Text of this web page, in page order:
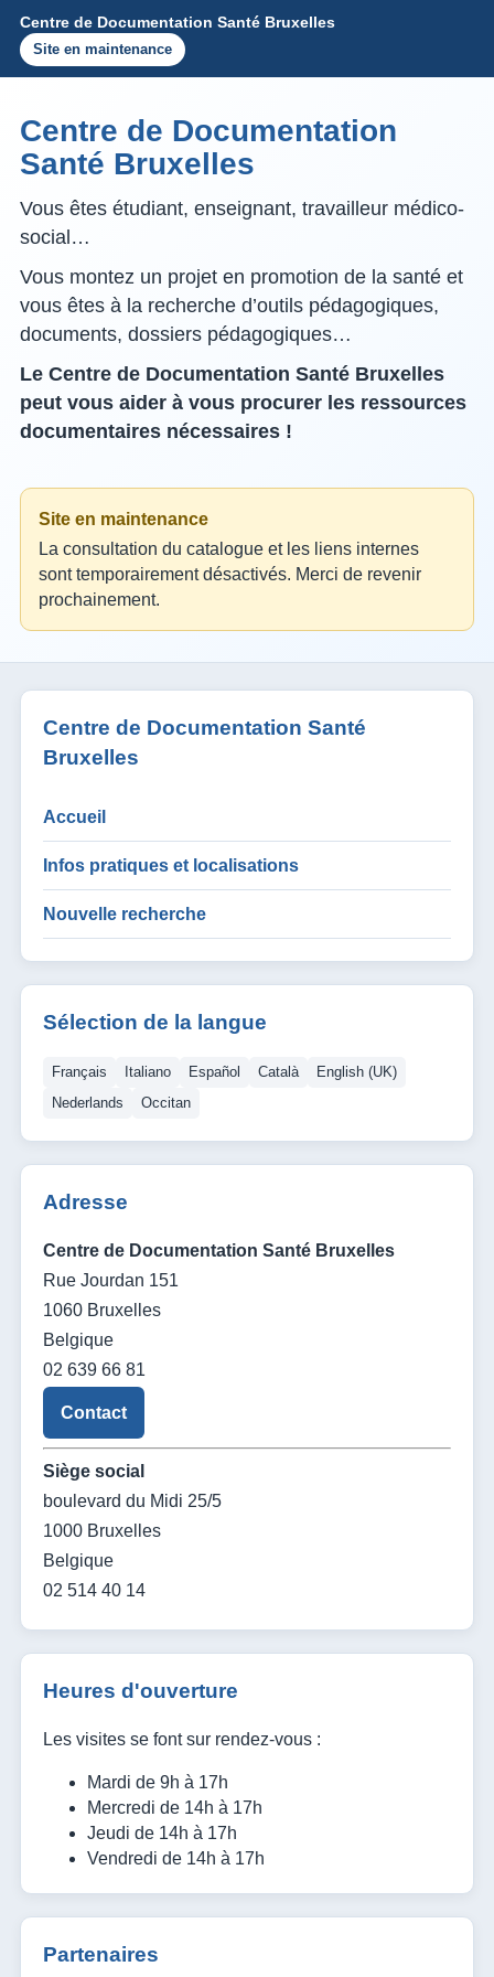
Centre de Documentation Santé Bruxelles
Site en maintenance
Centre de Documentation
Santé Bruxelles
Vous êtes étudiant, enseignant, travailleur médico-
social…
Vous montez un projet en promotion de la santé et
vous êtes à la recherche d’outils pédagogiques,
documents, dossiers pédagogiques…
Le Centre de Documentation Santé Bruxelles
peut vous aider à vous procurer les ressources
documentaires nécessaires !
Site en maintenance
La consultation du catalogue et les liens internes
sont temporairement désactivés. Merci de revenir
prochainement.
Centre de Documentation Santé
Bruxelles
Accueil
Infos pratiques et localisations
Nouvelle recherche
Sélection de la langue
Français Italiano Español Català
English (UK)
Nederlands
Occitan
Adresse
Centre de Documentation Santé Bruxelles
Rue Jourdan 151
1060 Bruxelles
Belgique
02 639 66 81
Contact
Siège social
boulevard du Midi 25/5
1000 Bruxelles
Belgique
02 514 40 14
Heures d'ouverture
Les visites se font sur rendez-vous :
Mardi de 9h à 17h
Mercredi de 14h à 17h
Jeudi de 14h à 17h
Vendredi de 14h à 17h
Partenaires